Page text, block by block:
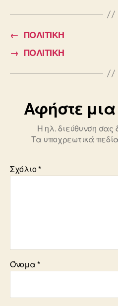
c
e
b
o
o
ailtt
← ΠΟΛΙΤΙΚΗ
→ ΠΟΛΙΤΙΚΗ
Αφήστε
Η ηλ. διεύθυνση σας
Τα υποχρεωτικά
Σχόλιο*
Όνομα*